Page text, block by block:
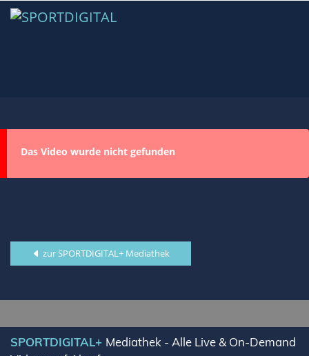
Das Video wurde nicht gefunden
zur SPORTDIGITAL+ Mediathek
SPORTDIGITAL+ Mediathek - Alle Live & On-Demand